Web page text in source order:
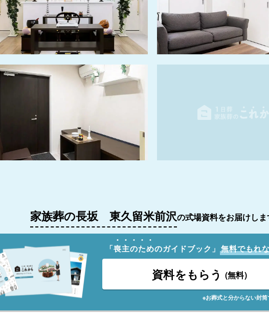
家族葬の長坂 東久留米前沢の式場資料をお届けしま
「喪主のためのガイドブック」 無料でもれ
資料をもらう (無料)
※お葬式と分からない封筒